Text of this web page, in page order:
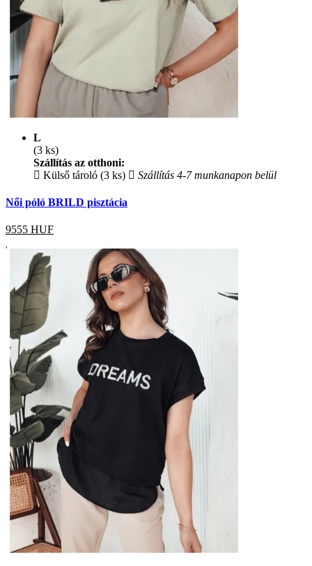
L
(3 ks)
Szállítás az otthoni:
Külső tároló (3 ks)
Szállítás 4-7 munkanapon belül
Női póló BRILD pisztácia
9555 HUF